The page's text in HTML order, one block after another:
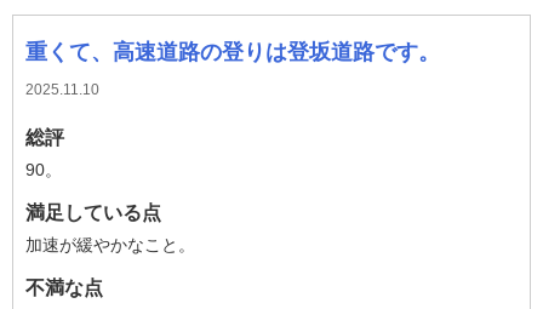
重くて、高速道路の登りは登坂道路です。
2025.11.10
総評
90。
満足している点
加速が緩やかなこと。
不満な点